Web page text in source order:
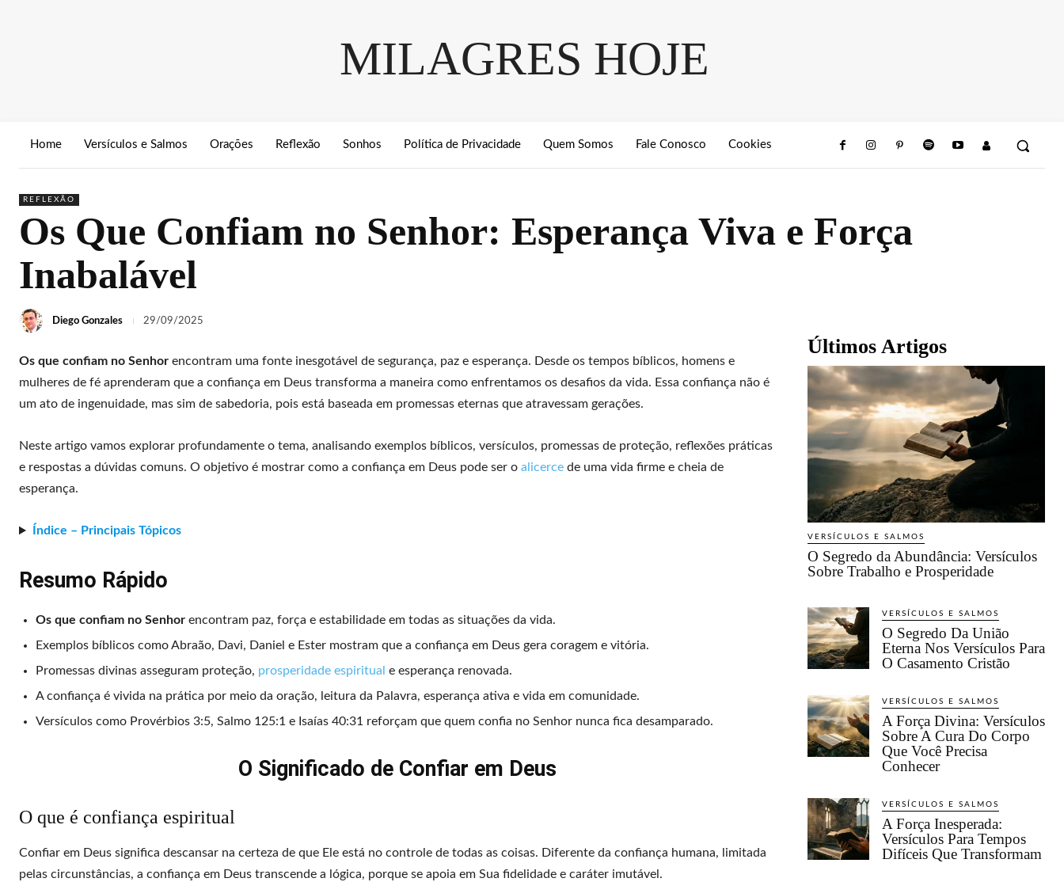
MILAGRES HOJE
Home Versículos e Salmos Orações Reflexão Sonhos Política de Privacidade Quem Somos Fale Conosco Cookies
REFLEXÃO
Os Que Confiam no Senhor: Esperança Viva e Força
Inabalável
Diego Gonzales 29/09/2025
Os que confiam no Senhor encontram uma fonte inesgotável de segurança, paz e esperança. Desde os tempos bíblicos, homens e
mulheres de fé aprenderam que a confiança em Deus transforma a maneira como enfrentamos os desafios da vida. Essa confiança não é
um ato de ingenuidade, mas sim de sabedoria, pois está baseada em promessas eternas que atravessam gerações.
Neste artigo vamos explorar profundamente o tema, analisando exemplos bíblicos, versículos, promessas de proteção, reflexões práticas
e respostas a dúvidas comuns. O objetivo é mostrar como a confiança em Deus pode ser o alicerce de uma vida firme e cheia de
esperança.
Índice – Principais Tópicos
Resumo Rápido
Os que confiam no Senhor encontram paz, força e estabilidade em todas as situações da vida.
Exemplos bíblicos como Abraão, Davi, Daniel e Ester mostram que a confiança em Deus gera coragem e vitória.
Promessas divinas asseguram proteção, prosperidade espiritual e esperança renovada.
A confiança é vivida na prática por meio da oração, leitura da Palavra, esperança ativa e vida em comunidade.
Versículos como Provérbios 3:5, Salmo 125:1 e Isaías 40:31 reforçam que quem confia no Senhor nunca fica desamparado.
O Significado de Confiar em Deus
O que é confiança espiritual
Confiar em Deus significa descansar na certeza de que Ele está no controle de todas as coisas. Diferente da confiança humana, limitada
pelas circunstâncias, a confiança em Deus transcende a lógica, porque se apoia em Sua fidelidade e caráter imutável.
Últimos Artigos
VERSÍCULOS E SALMOS
O Segredo da Abundância: Versículos
Sobre Trabalho e Prosperidade
VERSÍCULOS E SALMOS
O Segredo Da União
Eterna Nos Versículos Para
O Casamento Cristão
VERSÍCULOS E SALMOS
A Força Divina: Versículos
Sobre A Cura Do Corpo
Que Você Precisa
Conhecer
VERSÍCULOS E SALMOS
A Força Inesperada:
Versículos Para Tempos
Difíceis Que Transformam